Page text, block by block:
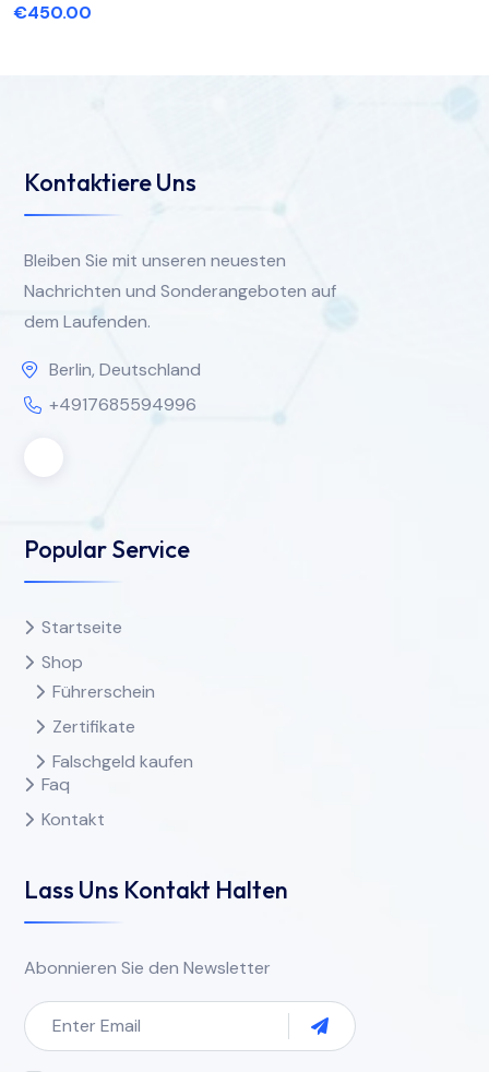
€450.00
Kontaktiere Uns
Bleiben Sie mit unseren neuesten
Nachrichten und Sonderangeboten auf
dem Laufenden.
Berlin, Deutschland
+4917685594996
Popular Service
Startseite
Shop
Führerschein
Zertifikate
Falschgeld kaufen
Faq
Kontakt
Lass Uns Kontakt Halten
Abonnieren Sie den Newsletter